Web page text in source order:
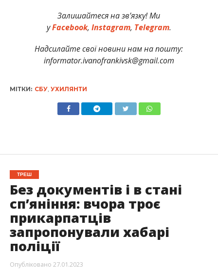
Залишайтеся на зв’язку! Ми
уFacebook, Instagram, Telegram.
Надсилайте свої новини нам на пошту:
informator.ivanofrankivsk@gmail.com
МІТКИ: СБУ, УХИЛЯНТИ
ТРЕШ
Без документів і в стані
сп’яніння: вчора троє
прикарпатців
запропонували хабарі
поліції
Опубліковано 27.01.2023